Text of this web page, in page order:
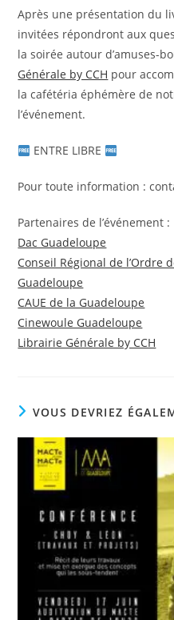
Après une présentation du
invitées répondront aux
la soirée autour d’amuses-
Générale by CCH pour
la cafétéria éphémère de
l’événement.
ENTRE LIBRE
Pour toute information :
Partenaires de l’événement :
Dac Guadeloupe
Conseil Régional de l’Ordre
Guadeloupe
CAUE de la Guadeloupe
Cinewoule Guadeloupe
Librairie Générale by CCH
VOUS DEVRIEZ